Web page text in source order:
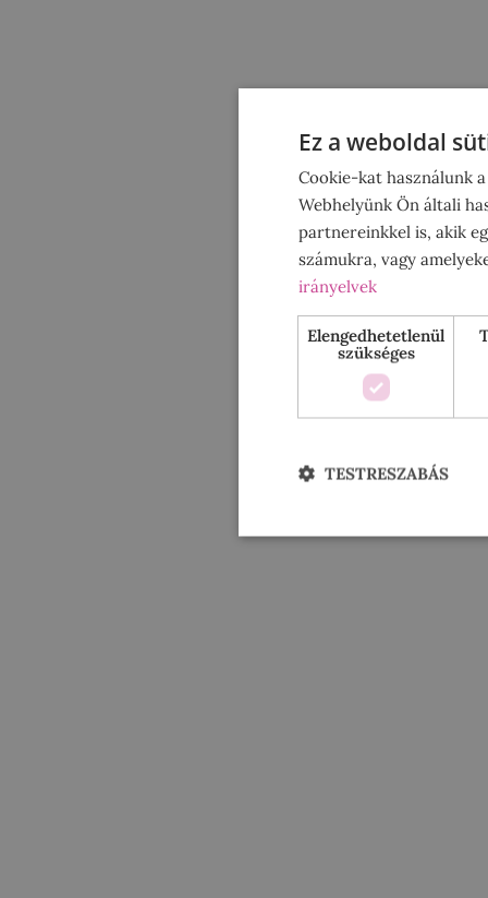
Ez a weboldal
Cookie-kat használunk
Webhelyünk Ön általi
partnereinkkel is, akik
számukra, vagy
irányelvek
Elengedhetetlenül
szükséges
TESTRESZABÁS